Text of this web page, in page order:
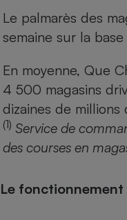
Le palmarès des
semaine sur la
En moyenne, Que
4 500 magasins
dizaines de
(1) Service de
des courses en
Le